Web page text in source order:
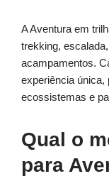
A Aventura em
trekking,
acampamentos.
experiência única,
ecossistemas e
Qual o
para